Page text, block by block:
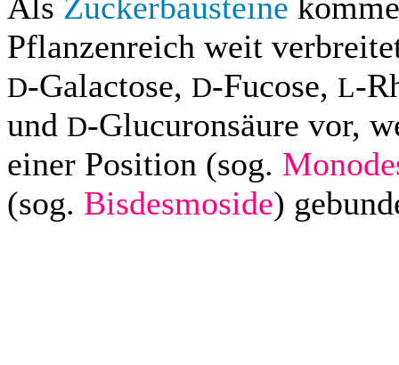
Pflanzenreich weit
D-Galactose, D-Fucose, L-
und D-Glucuronsäure vor,
einer Position (sog.
(sog. Bisdesmoside)